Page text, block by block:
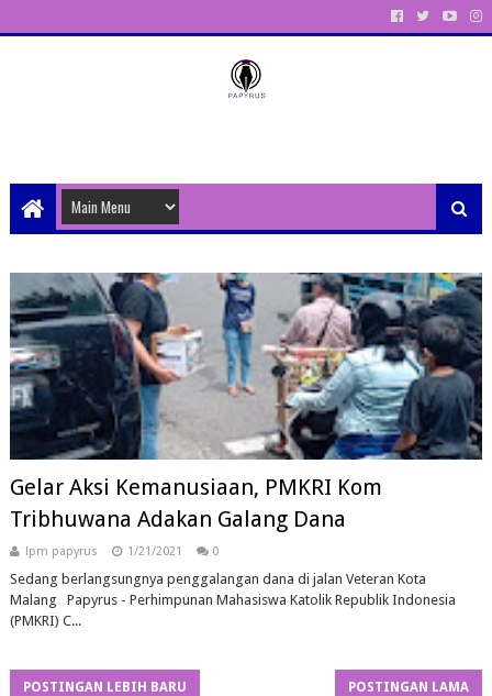
Gelar Aksi Kemanusiaan, PMKRI Kom
Tribhuwana Adakan Galang Dana
lpm papyrus 1/21/2021 0
Sedang berlangsungnya penggalangan dana di jalan Veteran Kota
Malang Papyrus - Perhimpunan Mahasiswa Katolik Republik Indonesia
(PMKRI) C...
POSTINGAN LEBIH BARU POSTINGAN LAMA